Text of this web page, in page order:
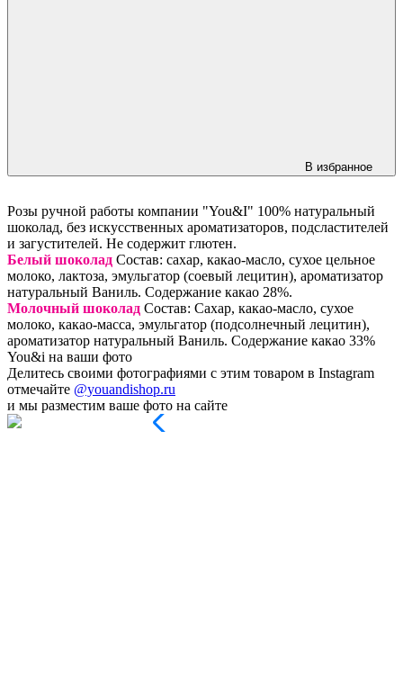
В избранное
Розы ручной работы компании "You&I" 100% натуральный
шоколад, без искусственных ароматизаторов, подсластителей
и загустителей. Не содержит глютен.
Белый шоколад Состав: сахар, какао-масло, сухое цельное
молоко, лактоза, эмульгатор (соевый лецитин), ароматизатор
натуральный Ваниль. Содержание какао 28%.
Молочный шоколад Состав: Сахар, какао-масло, сухое
молоко, какао-масса, эмульгатор (подсолнечный лецитин),
ароматизатор натуральный Ваниль. Содержание какао 33%
You&i на ваши фото
Делитесь своими фотографиями с этим товаром в Instagram
отмечайте @youandishop.ru
и мы разместим ваше фото на сайте